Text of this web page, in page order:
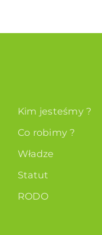
Kim jesteśmy ?
Co robimy ?
Władze
Statut
RODO